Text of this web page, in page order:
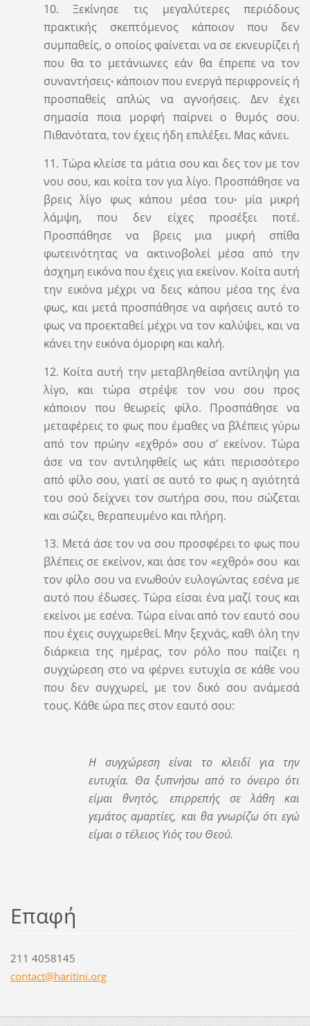
10. Ξεκίνησε τις μεγαλύτερες περιόδους
πρακτικής σκεπτόμενος κάποιον που δεν
συμπαθείς, ο οποίος φαίνεται να σε εκνευρίζει ή
που θα το μετάνιωνες εάν θα έπρεπε να τον
συναντήσεις∙κάποιον που ενεργά περιφρονείς ή
προσπαθείς απλώς να αγνοήσεις. Δεν έχει
σημασία ποια μορφή παίρνει ο θυμός σου.
Πιθανότατα, τον έχεις ήδη επιλέξει. Μας κάνει.
11. Τώρα κλείσε τα μάτια σου και δες τον με τον
νου σου, και κοίτα τον για λίγο. Προσπάθησε να
βρεις λίγο φως κάπου μέσα του∙ μία μικρή
λάμψη, που δεν είχες προσέξει ποτέ.
Προσπάθησε να βρεις μια μικρή σπίθα
φωτεινότητας να ακτινοβολεί μέσα από την
άσχημη εικόνα που έχεις για εκείνον. Κοίτα αυτή
την εικόνα μέχρι να δεις κάπου μέσα της ένα
φως, και μετά προσπάθησε να αφήσεις αυτό το
φως να προεκταθεί μέχρι να τον καλύψει, και να
κάνει την εικόνα όμορφη και καλή.
12. Κοίτα αυτή την μεταβληθείσα αντίληψη για
λίγο, και τώρα στρέψε τον νου σου προς
κάποιον που θεωρείς φίλο. Προσπάθησε να
μεταφέρεις το φως που έμαθες να βλέπεις γύρω
από τον πρώην «εχθρό» σου σ’ εκείνον. Τώρα
άσε να τον αντιληφθείς ως κάτι περισσότερο
από φίλο σου, γιατί σε αυτό το φως η αγιότητά
του σού δείχνει τον σωτήρα σου, που σώζεται
και σώζει, θεραπευμένο και πλήρη.
13. Μετά άσε τον να σου προσφέρει το φως που
βλέπεις σε εκείνον, και άσε τον «εχθρό» σου και
τον φίλο σου να ενωθούν ευλογώντας εσένα με
αυτό που έδωσες. Τώρα είσαι ένα μαζί τους και
εκείνοι με εσένα. Τώρα είναι από τον εαυτό σου
που έχεις συγχωρεθεί. Μην ξεχνάς, καθ\ όλη την
διάρκεια της ημέρας, τον ρόλο που παίζει η
συγχώρεση στο να φέρνει ευτυχία σε κάθε νου
που δεν συγχωρεί, με τον δικό σου ανάμεσά
τους. Κάθε ώρα πες στον εαυτό σου:
Η συγχώρεση είναι το κλειδί για την
ευτυχία. Θα ξυπνήσω από το όνειρο ότι
είμαι θνητός, επιρρεπής σε λάθη και
γεμάτος αμαρτίες, και θα γνωρίζω ότι εγώ
είμαι ο τέλειος Υιός του Θεού.
Επαφή
211 4058145
contact@haritini.org